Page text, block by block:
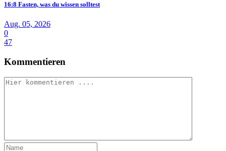
16:8 Fasten, was du wissen solltest
Aug. 05, 2026
0
47
Kommentieren